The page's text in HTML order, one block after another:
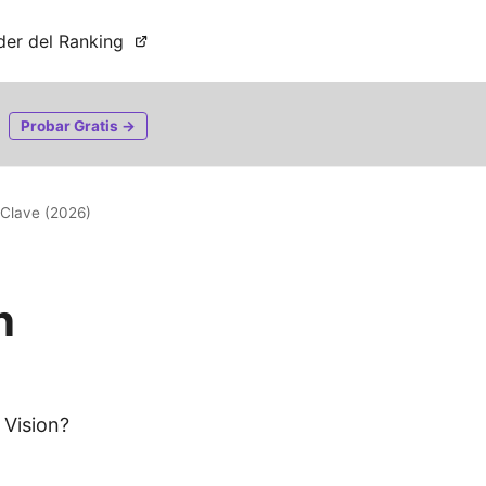
del Ranking
Probar Gratis →
(2026)